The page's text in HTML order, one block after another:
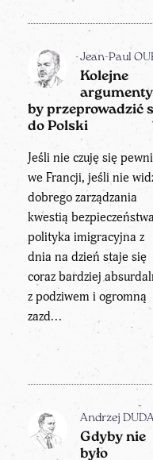
Jean-Paul
Kolejne
by przeprowadzić
do Polski
Jeśli nie czuję się
we Francji, jeśli nie
dobrego zarządzania
kwestią
polityka imigracyjna z
dnia na dzień staje się
coraz bardziej
z podziwem i ogromną
zazd...
Andrzej
Gdyby nie
było